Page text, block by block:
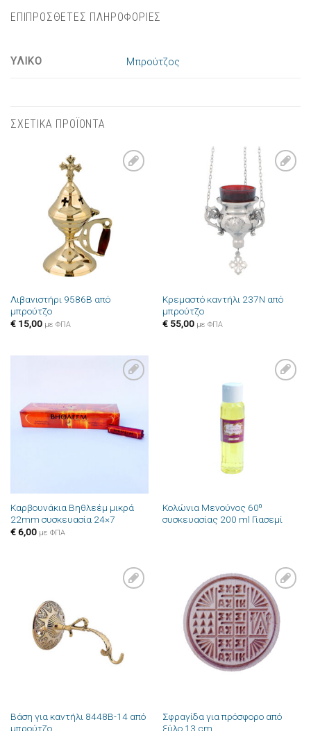
ΕΠΙΠΡΟΣΘΕΤΕΣ ΠΛΗΡΟΦΟΡΙΕΣ
ΥΛΙΚΟ Μπρούτζος
ΣΧΕΤΙΚΑ ΠΡΟΪΟΝΤΑ
Λιβανιστήρι 9586B από
μπρούτζο
€15,00 με ΦΠΑ
Πρόσθήκη
στην λίστα
επιθυμιών
Κρεμαστό καντήλι 237N από
μπρούτζο
€55,00 με ΦΠΑ
επιθυμιών
Καρβουνάκια Βηθλεέμ μικρά
22mm συσκευασία 24×7
€6,00 με ΦΠΑ
Κολώνια Μενούνος 60⁰
συσκευασίας 200 ml Γιασεμί
Βάση για καντήλι 8448B-14 από
μπρούτζο
Πρόσθήκη
στην λίστα
επιθυμιών
Σφραγίδα για πρόσφορο από
ξύλο 13 cm